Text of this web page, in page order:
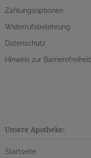
Zahlungsoptionen
Widerrufsbelehrung
Datenschutz
Hinweis zur Barrierefreiheit
Unsere Apotheke:
Startseite